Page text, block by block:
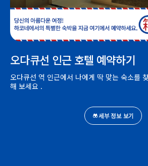
오다큐선 인근 호텔 예약하기
오다큐선 역 인근에서 나에게 딱 맞는 숙소를
해 보세요 .
세부 정보 보기